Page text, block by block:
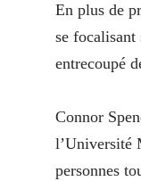
En plus de
se focalisant
entrecoupé
Connor
personnes